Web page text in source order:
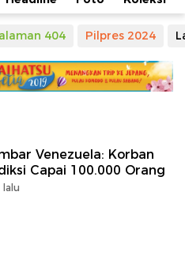
404 Pilpres 2024
Venezuela: Korban
Capai 100.000 Orang